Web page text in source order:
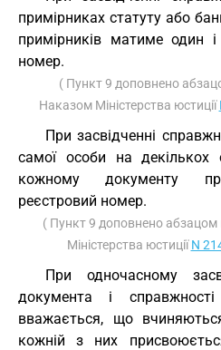
примірниках статуту або
примірників матиме один
номер.
( Пункт 9 доповнено
Наказом Міністерства юстиції
При засвідченні
самої особи на декількох
кожному документу
реєстровий номер.
( Пункт 9 доповнено абзацом
Міністерства юстиціїN
При одночасному
документа і
вважається, що
кожній з них